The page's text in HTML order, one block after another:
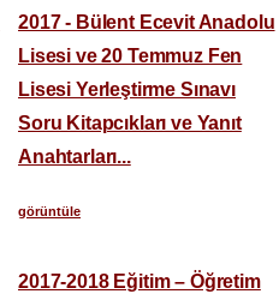
2017 - Bülent Ecevit Anadolu
Lisesi ve 20 Temmuz Fen
Lisesi Yerleştirme Sınavı
Soru Kitapcıkları ve Yanıt
Anahtarları...
görüntüle
2017-2018 Eğitim – Öğretim